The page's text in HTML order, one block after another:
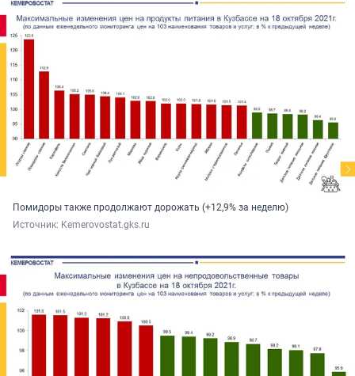
Помидоры также продолжают дорожать (+12,9% за неделю)
Источник: Kemerovostat.gks.ru